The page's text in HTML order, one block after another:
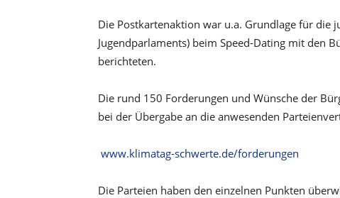
Die Postkartenaktion war u.a. Grundlage für die
Jugendparlaments) beim Speed-Dating mit den
berichteten.
Die rund 150 Forderungen und Wünsche der
bei der Übergabe an die anwesenden
www.klimatag-schwerte.de/forderungen
Die Parteien haben den einzelnen Punkten